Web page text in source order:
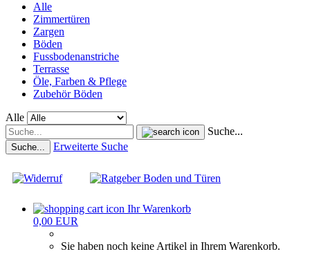
Alle
Zimmertüren
Zargen
Böden
Fussbodenanstriche
Terrasse
Öle, Farben & Pflege
Zubehör Böden
Alle
Suche...
Suche... Erweiterte Suche
Ihr Warenkorb
0,00 EUR
Sie haben noch keine Artikel in Ihrem Warenkorb.